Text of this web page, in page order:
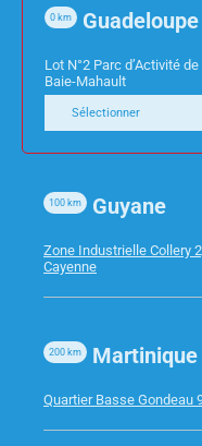
TV
TV 43″/108CM
SRT43UA6203
SMART
Guadeloupe
0 km
Lot N°2 Parc d’Activité
Baie-Mahault
Sélectionner
Guyane
100 km
Zone Industrielle Collery
Cayenne
Martinique
200 km
Quartier Basse Gondeau